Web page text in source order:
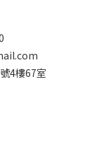
4樓67室